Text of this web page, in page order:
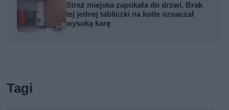
Straż miejska zapukała do drzwi. Brak
tej jednej tabliczki na kotle oznaczał
wysoką karę
Tagi